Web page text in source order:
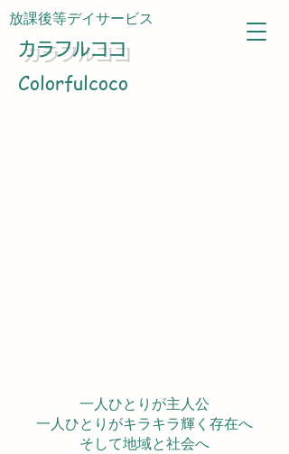
カラフルココ
放課後等デイサービス
Colorfulcoco
一人ひとりが主人公
一人ひとりがキラキラ輝く存在へ
そして地域と社会へ